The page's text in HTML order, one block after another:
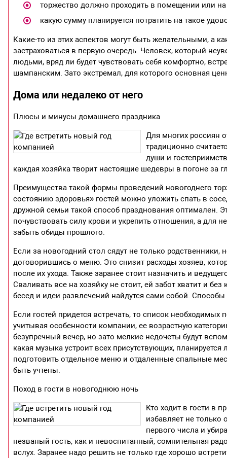
торжество должно проходить в помещении или
какую сумму планируется потратить на такое
Какие-то из этих аспектов могут быть желательными, а
застраховаться в первую очередь. Человек, который
людьми, вряд ли будет чувствовать себя комфортно,
шампанским. Зато экстремал, для которого основная
Дома или недалеко от него
Плюсы и минусы домашнего праздника
Для многих россиян
традиционно
души и
каждая хозяйка творит настоящие шедевры в погоне за
Преимущества такой формы проведений новогоднего
состоянию здоровья» гостей можно уложить спать в
дружной семьи такой способ празднования оптимален.
почувствовать силу крови и укрепить отношения, а для
забыть обиды прошлого.
Если за новогодний стол сядут не только
договорившись о меню. Это снизит расходы хозяев,
после их ухода. Также заранее стоит назначить и
Сваливать все на хозяйку не стоит, ей забот хватит и
бесед и идеи развлечений найдутся сами собой.
Если гостей придется встречать, то список
учитывая особенности компании, ее возрастную
безупречный вечер, но зато мелкие недочеты будут
какая музыка устроит всех присутствующих,
подготовить отдельное меню и отдаленные спальные
быть учтены.
Поход в гости в новогоднюю ночь
Кто ходит в гости в
избавляет не только
первого числа и
незваный гость, как и невоспитанный, сомнительная
вслух. Заранее надо решить не только где хорошо